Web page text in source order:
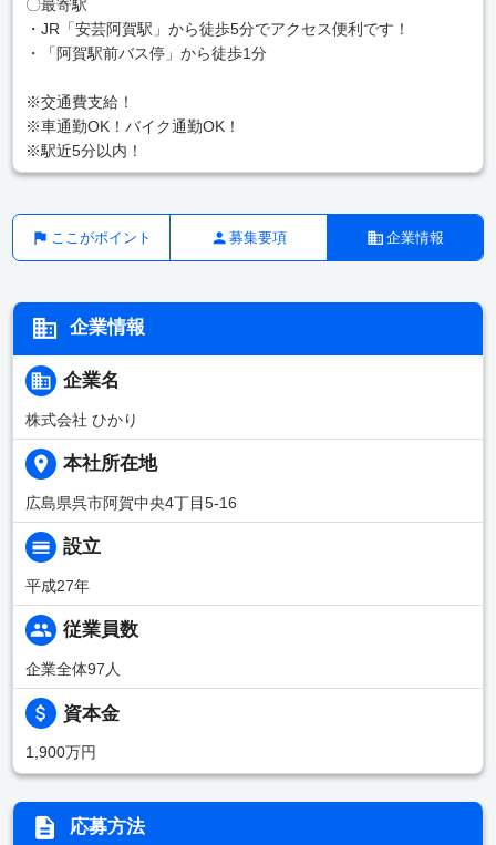
〇最寄駅
・JR「安芸阿賀駅」から徒歩5分でアクセス便利です！
・「阿賀駅前バス停」から徒歩1分
※交通費支給！
※車通勤OK！バイク通勤OK！
※駅近5分以内！
ここがポイント 募集要項 企業情報
企業情報
企業名
株式会社 ひかり
本社所在地
広島県呉市阿賀中央4丁目5-16
設立
平成27年
従業員数
企業全体97人
資本金
1,900万円
応募方法